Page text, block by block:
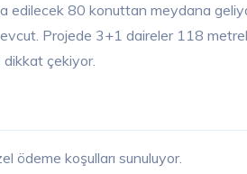
edilecek 80 konuttan meydana
Projede 3+1 daireler 118
dikkat çekiyor.
ödeme koşulları sunuluyor.